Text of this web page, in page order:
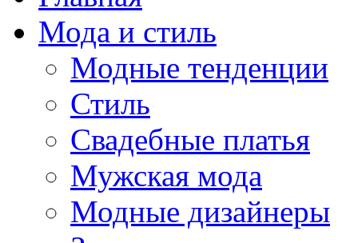
Мода и стиль
Модные тенденции
Стиль
Свадебные платья
Мужская мода
Модные дизайнеры